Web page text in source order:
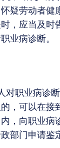
疑劳动者健
，应当及时
业病诊断。
对职业病诊
，可以在接
，向职业病
部门申请鉴